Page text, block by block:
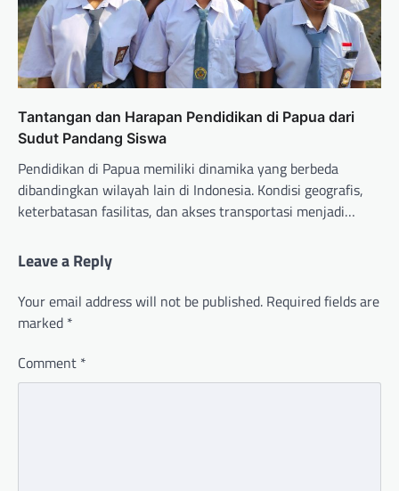
Tantangan dan Harapan Pendidikan di Papua dari
Sudut Pandang Siswa
Pendidikan di Papua memiliki dinamika yang berbeda
dibandingkan wilayah lain di Indonesia. Kondisi geografis,
keterbatasan fasilitas, dan akses transportasi menjadi…
Leave a Reply
Your email address will not be published. Required fields are
marked *
Comment *